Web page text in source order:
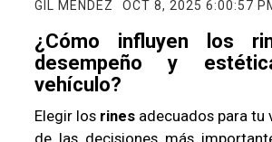
GIL MÉNDEZ OCT 8, 2025 6:00:57
¿Cómo influyen los
desempeño y
vehículo?
Elegir los rinesadecuados para tu